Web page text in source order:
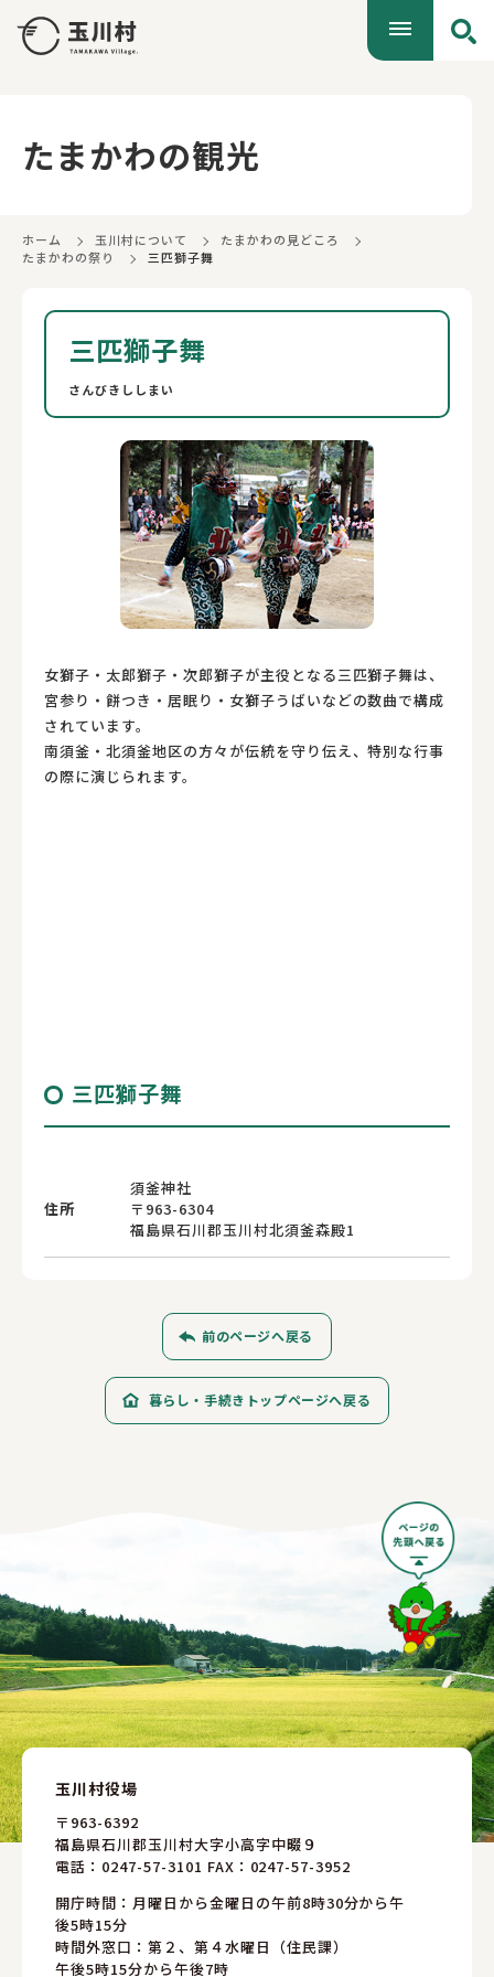
たまかわの観光
ホーム 玉川村について
たまかわの見どころ
たまかわの祭り
三匹獅子舞
三匹獅子舞
さんびきししまい
女獅子・太郎獅子・次郎獅子が主役となる三匹獅子舞は、
宮参り・餅つき・居眠り・女獅子うばいなどの数曲で構成
されています。
南須釜・北須釜地区の方々が伝統を守り伝え、特別な行事
の際に演じられます。
三匹獅子舞
住所
須釜神社
〒963-6304
福島県石川郡玉川村北須釜森殿1
前のページへ戻る
暮らし・手続きトップページへ戻る
玉川村役場
〒963-6392
福島県石川郡玉川村大字小高字中畷９
電話： 0247-57-3101 FAX：0247-57-3952
開庁時間：月曜日から金曜日の午前8時30分から午
後5時15分
時間外窓口：第２、第４水曜日（住民課）
午後5時15分から午後7時